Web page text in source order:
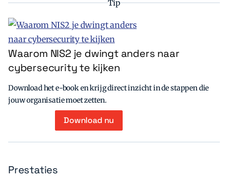
Tip
Waarom NIS2 je dwingt anders naar
cybersecurity te kijken
Download het e-book en krijg direct inzicht in de stappen die
jouw organisatie moet zetten.
Download nu
Prestaties